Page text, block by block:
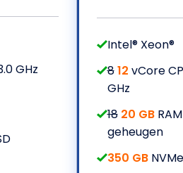
GHz
Intel® Xeon®
812 vCore
GHz
18 20 GB
geheugen
350 GB